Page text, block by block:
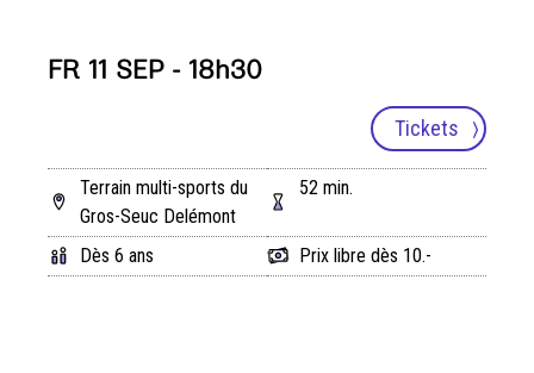
Tickets
FR 11 SEP - 18h30
Terrain multi-sports du
Gros-Seuc Delémont
52 min.
Dès 6 ans Prix libre dès 10.-